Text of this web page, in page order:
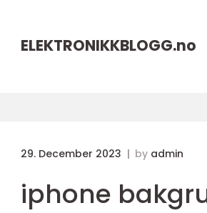
ELEKTRONIKKBLOGG.no
29. December 2023 by admin
iphone